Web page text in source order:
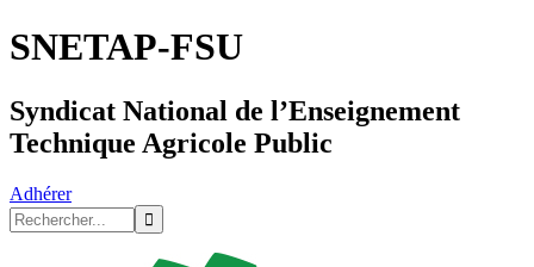
SNETAP-FSU
Syndicat National de l’Enseignement
Technique Agricole Public
Adhérer